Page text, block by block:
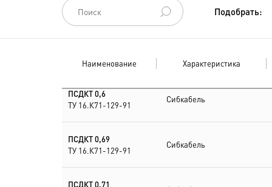
Провода
спец.назначения
Провода
Шнуры шахтные
Подобрать:
Наименование Характеристика
ПСДКТ 0,6
ТУ 16.К71-129-91
Сибкабель
ПСДКТ 0,69
ТУ 16.К71-129-91
Сибкабель
ПСДКТ 0,71